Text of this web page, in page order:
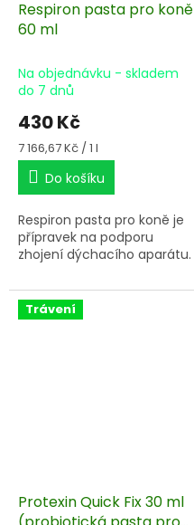
Respiron pasta pro koně
60 ml
Na objednávku - skladem
do 7 dnů
430 Kč
Měrná
cena:
7 166,67 Kč / 1 l
Do košíku
Respiron pasta pro koně je
přípravek na podporu
zhojení dýchacího aparátu.
Trávení
Protexin Quick Fix 30 ml